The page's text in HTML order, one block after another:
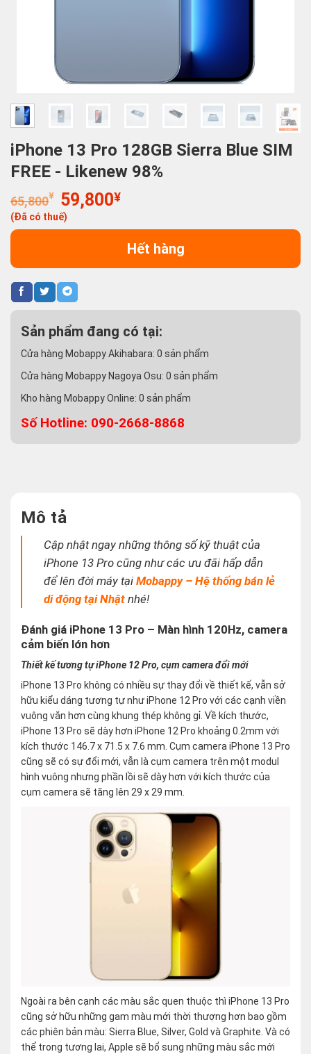
iPhone 13 Pro 128GB Sierra Blue SIM
FREE - Likenew 98%
65,800¥
Giá
gốc
là:
59,800¥Giá
tại
là:
59,800¥.
(Đã có thuế)
Hết hàng
Sản phẩm đang có tại:
Cửa hàng Mobappy Akihabara: 0 sản phẩm
Cửa hàng Mobappy Nagoya Osu: 0 sản phẩm
Kho hàng Mobappy Online: 0 sản phẩm
Số Hotline: 090-2668-8868
Mô tả
Cập nhật ngay những thông số kỹ thuật của
iPhone 13 Pro cũng như các ưu đãi hấp dẫn
để lên đời máy tạiMobappy – Hệ thống bán lẻ
di động tại Nhật nhé!
Đánh giá iPhone 13 Pro – Màn hình 120Hz, camera
cảm biến lớn hơn
Thiết kế tương tự iPhone 12 Pro, cụm camera đổi mới
iPhone 13 Pro không có nhiều sự thay đổi về thiết kế, vẫn sở
hữu kiểu dáng tương tự như iPhone 12 Pro với các cạnh viền
vuông vắn hơn cùng khung thép không gỉ. Về kích thước,
iPhone 13 Pro sẽ dày hơn iPhone 12 Pro khoảng 0.2mm với
kích thước 146.7 x 71.5 x 7.6 mm. Cụm camera iPhone 13 Pro
cũng sẽ có sự đổi mới, vẫn là cụm camera trên một modul
hình vuông nhưng phần lồi sẽ dày hơn với kích thước của
cụm camera sẽ tăng lên 29 x 29 mm.
Ngoài ra bên cạnh các màu sắc quen thuộc thì iPhone 13 Pro
cũng sở hữu những gam màu mới thời thượng hơn bao gồm
các phiên bản màu: Sierra Blue, Silver, Gold và Graphite. Và có
thể trong tương lai, Apple sẽ bổ sung những màu sắc mới